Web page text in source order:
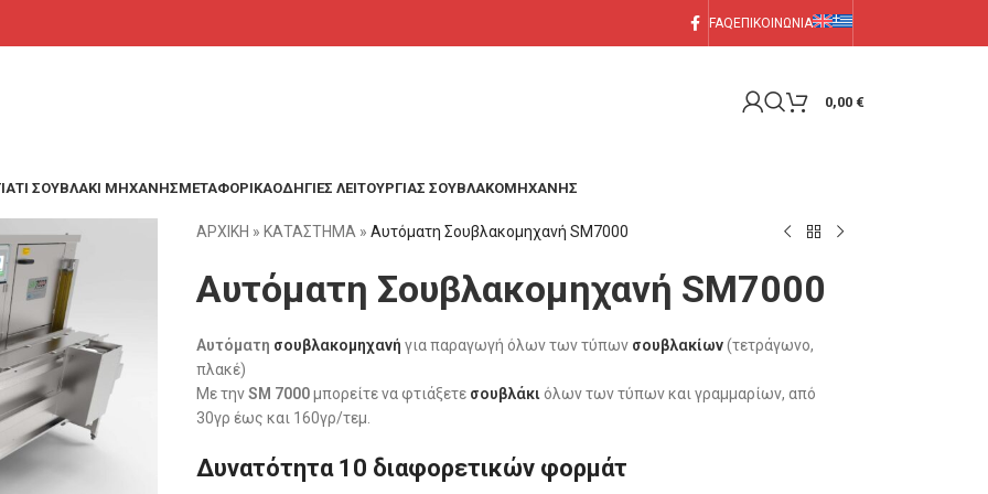
FAQ ΕΠΙΚΟΙΝΩΝΙΑ
0,00 €
ΣΟΥΒΛΆΚΙ ΜΗΧΑΝΉΣΜΕΤΑΦΟΡΙΚΑΟΔΗΓΙΕΣ ΛΕΙΤΟΥΡΓΙΑΣ ΣΟΥΒΛΑΚΟΜΗΧΑΝΗΣ
ΑΡΧΙΚΗ » ΚΑΤΑΣΤΗΜΑ » Αυτόματη Σουβλακομηχανή SM7000
Αυτόματη Σουβλακομηχανή SM7000
Αυτόματη σουβλακομηχανή για παραγωγή όλων των τύπων σουβλακίων(τετράγωνο,
πλακέ)
Με τηνSM 7000μπορείτε να φτιάξετε σουβλάκιόλων των τύπων και γραμμαρίων, από
30γρ έως και 160γρ/τεμ.
Δυνατότητα 10 διαφορετικών φορμάτ